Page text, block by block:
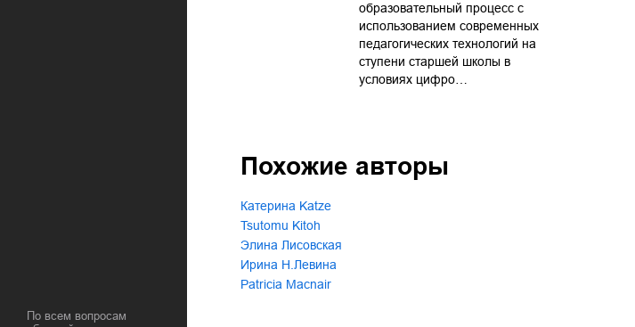
По всем вопросам
образовательный процесс с
использованием современных
педагогических технологий на
ступени старшей школы в
условиях цифро…
Похожие авторы
Катерина Katze
Tsutomu Kitoh
Элина Лисовская
Ирина Н.Левина
Patricia Macnair